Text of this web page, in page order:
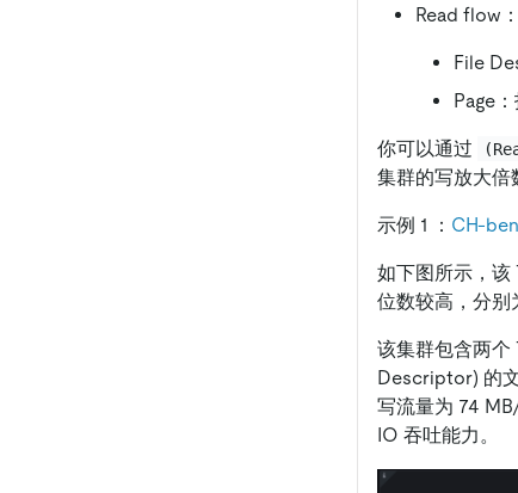
Read flow
File
Page
你可以通过
集群的写放大倍
示例 1 ： CH-
如下图所示，该
位数较高，分别
该集群包含两个
Descriptor) 的
写流量为 74
IO 吞吐能力。